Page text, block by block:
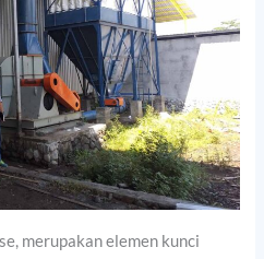
merupakan elemen kunci